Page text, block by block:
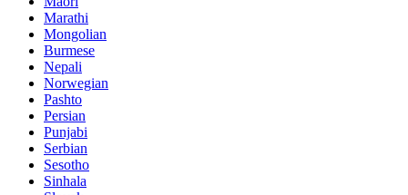
Marathi
Mongolian
Burmese
Nepali
Norwegian
Pashto
Persian
Punjabi
Serbian
Sesotho
Sinhala